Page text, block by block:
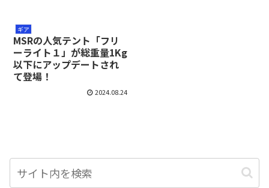
ギア
MSRの人気テント「フリ
ーライト１」が総重量1Kg
以下にアップデートされ
て登場！
2024.08.24